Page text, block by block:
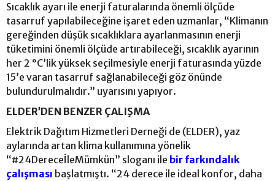
Sıcaklık ayarı ile enerji faturalarında önemli ölçüde
tasarruf yapılabileceğine işaret eden uzmanlar, “Klimanın
gereğinden düşük sıcaklıklara ayarlanmasının enerji
tüketimini önemli ölçüde artırabileceği, sıcaklık ayarının
her 2 °C’lik yüksek seçilmesiyle enerji faturasında yüzde
15’e varan tasarruf sağlanabileceği göz önünde
bulundurulmalıdır.” uyarısını yapıyor.
ELDER’DEN BENZER ÇALIŞMA
Elektrik Dağıtım Hizmetleri Derneği de (ELDER), yaz
aylarında artan klima kullanımına yönelik
“#24DereceİleMümkün” sloganı ile bir farkındalık
çalışması başlatmıştı. “24 derece ile ideal konfor, daha